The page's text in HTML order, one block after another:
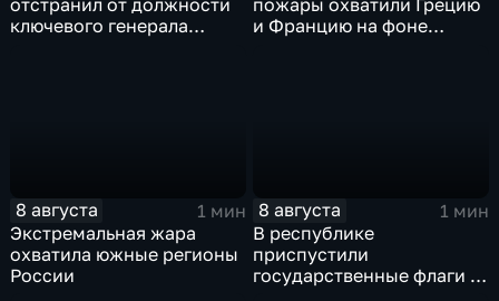
отстранил от должности
ключевого генерала
пожары охватили Грецию
и Францию на фоне
8 августа
1 мин
Экстремальная жара
охватила южные регионы
России
8 августа
1 мин
В республике
приспустили
государственные флаги и